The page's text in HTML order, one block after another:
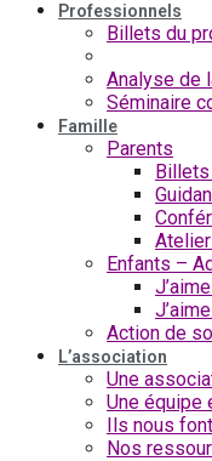
Professionnels
Billets du
Analyse de
Séminaire
Famille
Parents
Billets
Enfants –
Action de
L’association
Une
Une équipe
Ils nous
Nos